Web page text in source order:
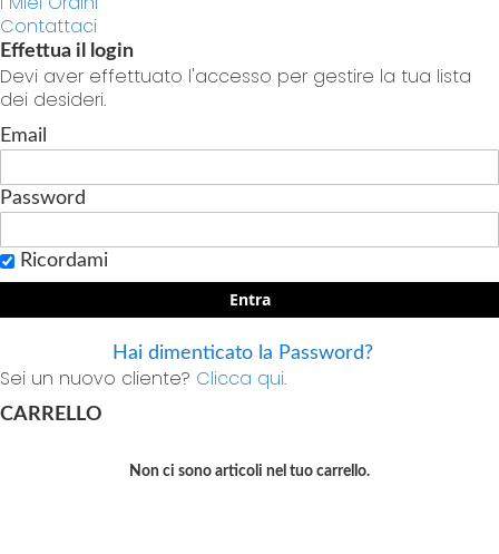
Contattaci
Effettua il login
Devi aver effettuato l'accesso per gestire la tua lista
dei desideri.
Email
Password
Ricordami
Entra
Hai dimenticato la Password?
Sei un nuovo cliente? Clicca qui.
CARRELLO
Non ci sono articoli nel tuo carrello.